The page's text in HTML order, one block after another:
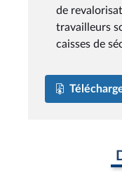
de
travailleurs
caisses de